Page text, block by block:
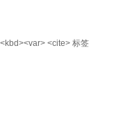
<cite> 标签